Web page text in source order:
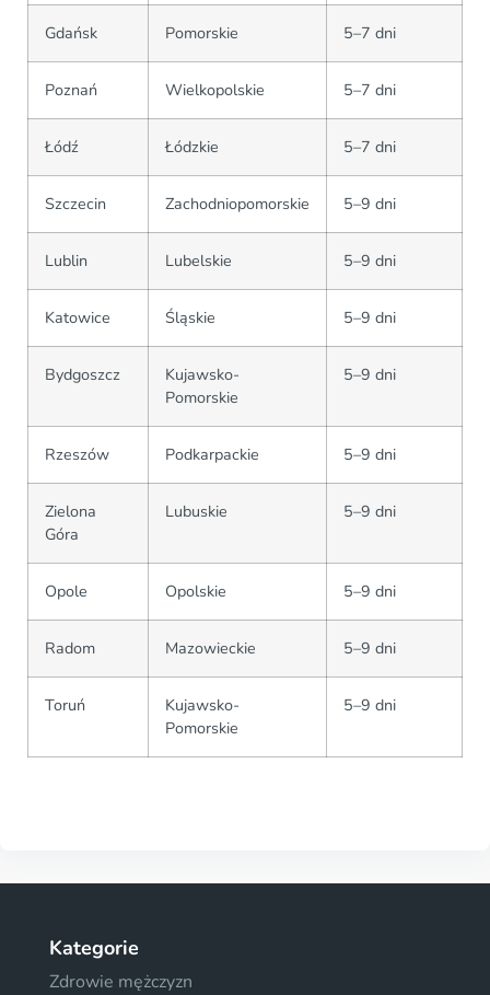
Gdańsk Pomorskie 5–7 dni
Poznań Wielkopolskie 5–7 dni
Łódź Łódzkie 5–7 dni
Szczecin Zachodniopomorskie 5–9 dni
Lublin Lubelskie 5–9 dni
Katowice Śląskie 5–9 dni
Bydgoszcz
Kujawsko-
Pomorskie
5–9 dni
Rzeszów Podkarpackie 5–9 dni
Zielona
Góra
Lubuskie 5–9 dni
Opole Opolskie 5–9 dni
Radom Mazowieckie 5–9 dni
Toruń
Kujawsko-
Pomorskie
5–9 dni
Kategorie
Zdrowie mężczyzn